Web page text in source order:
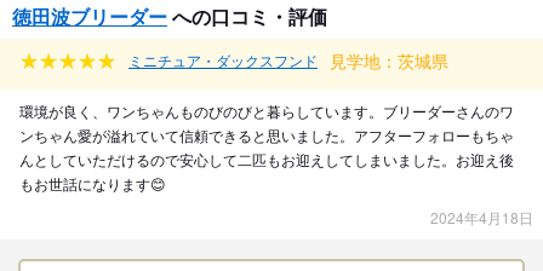
徳田波ブリーダーへの口コミ・評価
ミニチュア・ダックスフンド 見学地：茨城県
環境が良く、ワンちゃんものびのびと暮らしています。ブリーダーさんのワ
ンちゃん愛が溢れていて信頼できると思いました。アフターフォローもちゃ
んとしていただけるので安心して二匹もお迎えしてしまいました。お迎え後
もお世話になります😊
2024年4月18日